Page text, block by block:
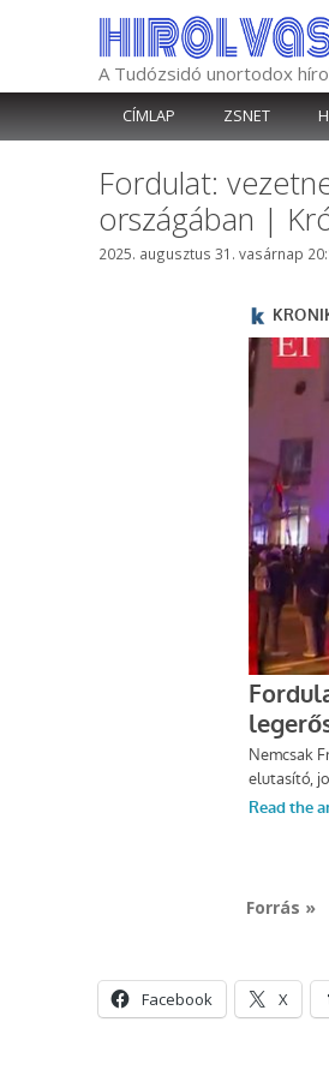
A Tudózsidó unortodox
CÍMLAP ZSNET
Fordulat:
országában |
2025. augusztus 31. vasárnap
Forrás »
Facebook X